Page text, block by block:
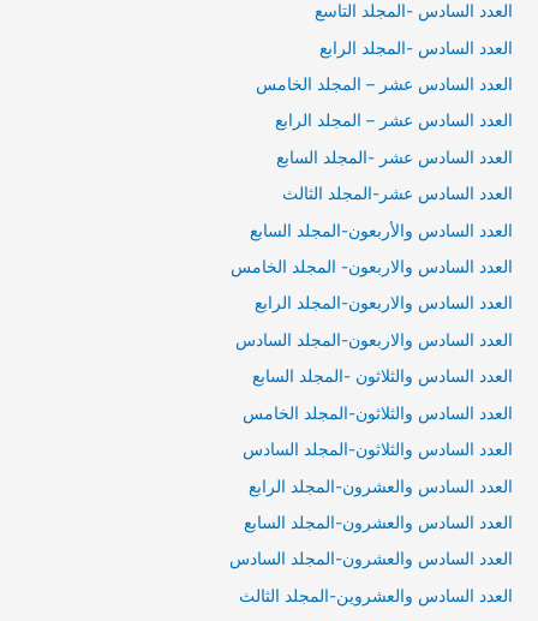
العدد السادس -المجلد التاسع
العدد السادس -المجلد الرابع
العدد السادس عشر – المجلد الخامس
العدد السادس عشر – المجلد الرابع
العدد السادس عشر -المجلد السابع
العدد السادس عشر-المجلد الثالث
العدد السادس والأربعون-المجلد السابع
العدد السادس والاربعون- المجلد الخامس
العدد السادس والاربعون-المجلد الرابع
العدد السادس والاربعون-المجلد السادس
العدد السادس والثلاثون -المجلد السابع
العدد السادس والثلاثون-المجلد الخامس
العدد السادس والثلاثون-المجلد السادس
العدد السادس والعشرون-المجلد الرابع
العدد السادس والعشرون-المجلد السابع
العدد السادس والعشرون-المجلد السادس
العدد السادس والعشروين-المجلد الثالث